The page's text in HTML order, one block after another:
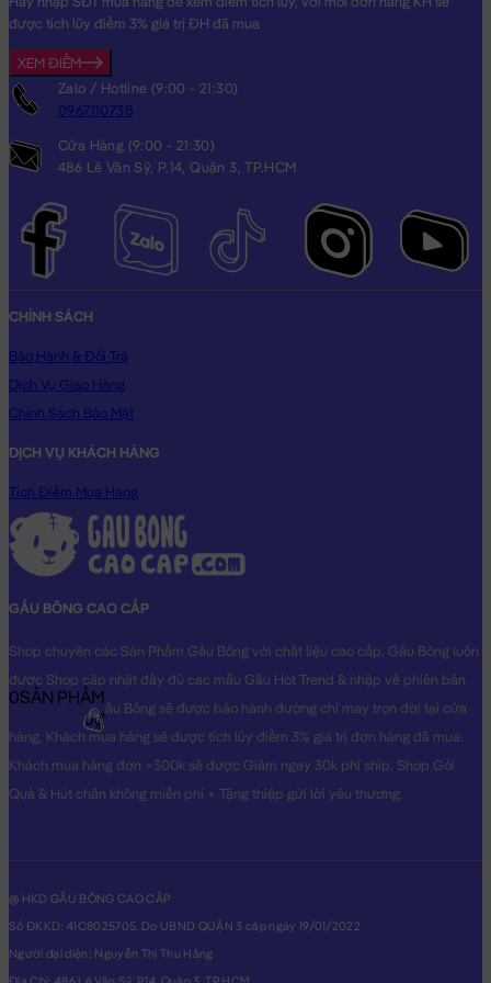
được tích lũy điểm 3% giá trị ĐH đã mua
XEM ĐIỂM
Zalo / Hotline (9:00 - 21:30)
0967110738
Cửa Hàng (9:00 - 21:30)
486 Lê Văn Sỹ, P.14, Quận 3, TP.HCM
CHÍNH SÁCH
Bảo Hành & Đổi Trả
Dịch Vụ Giao Hàng
Chính Sách Bảo Mật
DỊCH VỤ KHÁCH HÀNG
Tích Điểm Mua Hàng
GẤU BÔNG CAO CẤP
Shop chuyên các Sản Phẩm Gấu Bông với chất liệu cao cấp. Gấu Bông luôn
được Shop cập nhật đầy đủ các mẫu Gấu Hot Trend & nhập về phiên bản
Original nhất. Gấu Bông sẽ được bảo hành đường chỉ may trọn đời tại cửa
hàng, Khách mua hàng sẽ được tích lũy điểm 3% giá trị đơn hàng đã mua.
Khách mua hàng đơn >300k sẽ được Giảm ngay 30k phí ship. Shop Gói
Quà & Hút chân không miễn phí + Tặng thiệp gửi lời yêu thương.
@ HKD GẤU BÔNG CAO CẤP
Số ĐKKD: 41C8025705. Do UBND QUẬN 3 cấp ngày 19/01/2022
Người đại diện: Nguyễn Thị Thu Hằng
0SẢN PHẨM
0₫